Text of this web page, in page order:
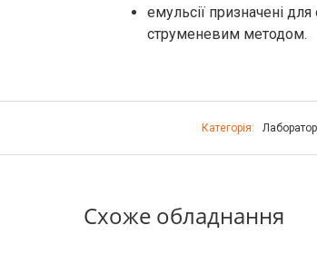
емульсії призначені
струменевим методом.
Категорія:
Схоже обладнання